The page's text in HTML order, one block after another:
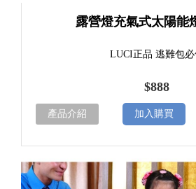
露營燈充氣式太陽能
LUCI正品 逃難包必
$888
產品介紹 加入購買